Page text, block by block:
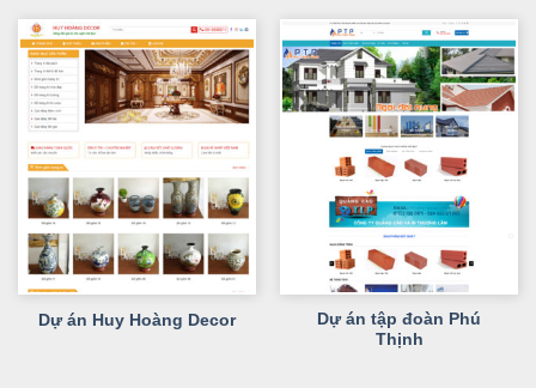
Dự án Huy Hoàng Decor
Dự án tập đoàn Phú
Thịnh